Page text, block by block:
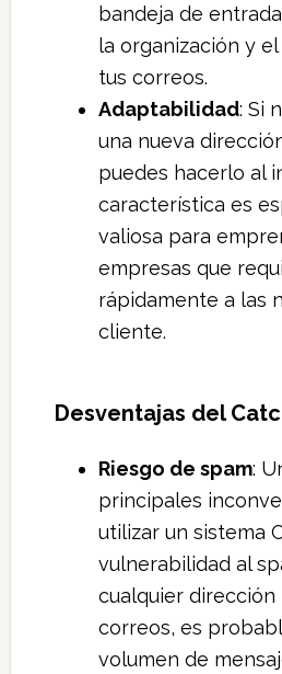
bandeja de
la organización y
tus correos.
Adaptabilidad: Si
una nueva
puedes hacerlo al
característica es
valiosa para
empresas que
rápidamente a las
cliente.
Desventajas del
Riesgo de spam:
principales
utilizar un sistema
vulnerabilidad al
cualquier
correos, es
volumen de